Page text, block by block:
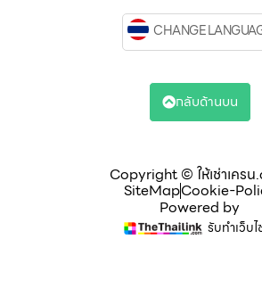
Copyright © ให้เช่าเคร
SiteMapCookie-
Powered by
รับทำเว็บ
CHANGE
กลับด้านบน